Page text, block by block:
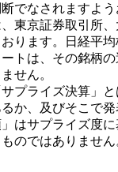
でなされますよう
東京証券取引所、
ります。日経平
トは、その銘柄
せん。
プライズ決算」
か、及びそこで
はサプライズ度
のではありません